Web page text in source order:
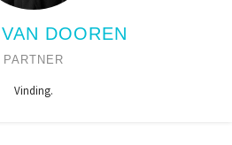
DOOREN
PARTNER
Vinding.